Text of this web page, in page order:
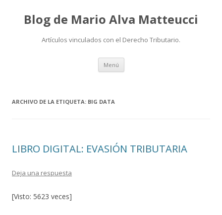
Blog de Mario Alva Matteucci
Artículos vinculados con el Derecho Tributario.
Menú Ir
contenido
ARCHIVO DE LA ETIQUETA: BIG DATA
LIBRO DIGITAL: EVASIÓN TRIBUTARIA
Deja una respuesta
[Visto: 5623 veces]